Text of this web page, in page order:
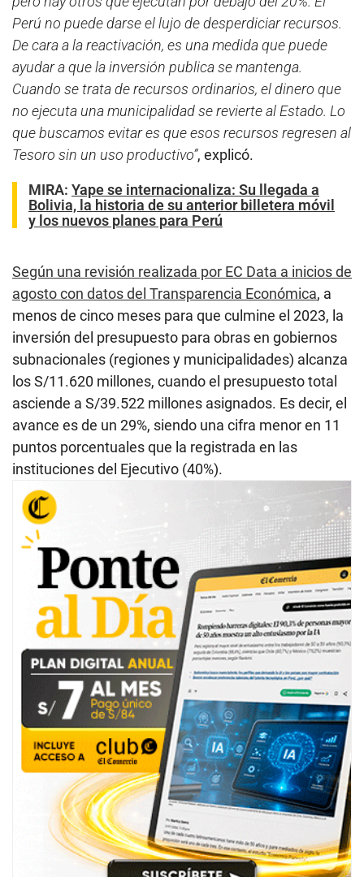
Perú no puede darse el lujo de desperdiciar recursos.
De cara a la reactivación, es una medida que puede
ayudar a que la inversión publica se mantenga.
Cuando se trata de recursos ordinarios, el dinero que
no ejecuta una municipalidad se revierte al Estado. Lo
que buscamos evitar es que esos recursos regresen al
Tesoro sin un uso productivo”, explicó.
MIRA: Yape se internacionaliza: Su llegada a
Bolivia, la historia de su anterior billetera móvil
y los nuevos planes para Perú
Según una revisión realizada por EC Data a inicios de
agosto con datos del Transparencia Económica, a
menos de cinco meses para que culmine el 2023, la
inversión del presupuesto para obras en gobiernos
subnacionales (regiones y municipalidades) alcanza
los S/11.620 millones, cuando el presupuesto total
asciende a S/39.522 millones asignados. Es decir, el
avance es de un 29%, siendo una cifra menor en 11
puntos porcentuales que la registrada en las
instituciones del Ejecutivo (40%).